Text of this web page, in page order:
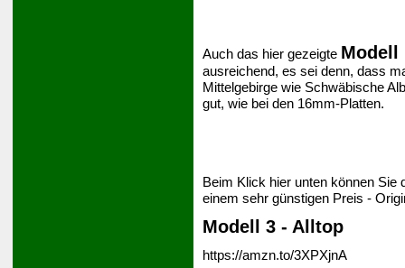
Auch das hier gezeigte Modell
ausreichend, es sei denn, dass
Mittelgebirge wie Schwäbische
gut, wie bei den 16mm-Platten.
Beim Klick hier unten können Sie
einem sehr günstigen Preis -
Modell 3 - Alltop
https://amzn.to/3XPXjnA